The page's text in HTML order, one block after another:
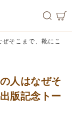
そこまで、靴にこ
人はなぜそ
版記念トー